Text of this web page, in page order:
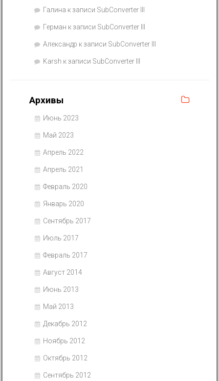
Галина к записи SubConverter III
Герман к записи SubConverter III
Александр к записи SubConverter III
Karsh к записи SubConverter III
Архивы
Июнь 2023
Май 2023
Апрель 2022
Апрель 2021
Февраль 2020
Январь 2020
Сентябрь 2017
Июль 2017
Февраль 2017
Август 2014
Июнь 2013
Май 2013
Декабрь 2012
Ноябрь 2012
Октябрь 2012
Сентябрь 2012